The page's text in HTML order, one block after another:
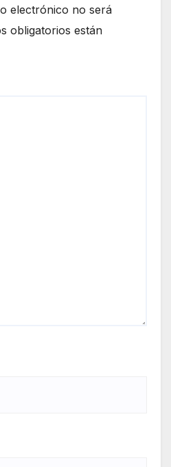
electrónico no será
obligatorios están